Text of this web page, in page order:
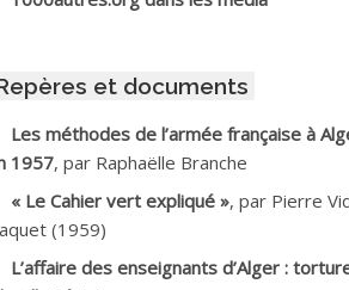
Salah
M.*
Ali
Tahar
et documents
Les méthodes de l’armée française à
1957, par Raphaëlle Branche
« Le Cahier vert expliqué », par Pierre
(1959)
L’affaire des enseignants d’Alger :